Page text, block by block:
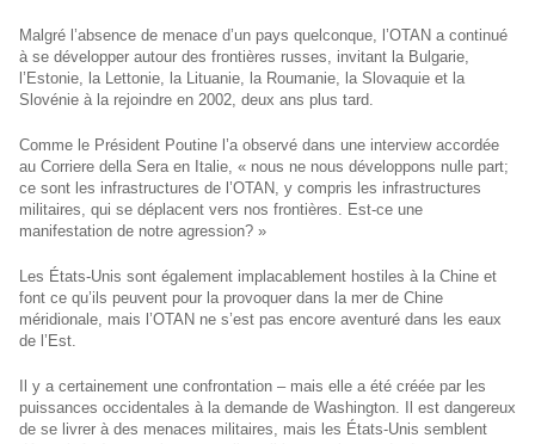
Malgré l’absence de menace d’un pays quelconque, l’OTAN a continué
à se développer autour des frontières russes, invitant la Bulgarie,
l’Estonie, la Lettonie, la Lituanie, la Roumanie, la Slovaquie et la
Slovénie à la rejoindre en 2002, deux ans plus tard.
Comme le Président Poutine l’a observé dans une interview accordée
au Corriere della Sera en Italie, « nous ne nous développons nulle part;
ce sont les infrastructures de l’OTAN, y compris les infrastructures
militaires, qui se déplacent vers nos frontières. Est-ce une
manifestation de notre agression? »
Les États-Unis sont également implacablement hostiles à la Chine et
font ce qu’ils peuvent pour la provoquer dans la mer de Chine
méridionale, mais l’OTAN ne s’est pas encore aventuré dans les eaux
de l’Est.
Il y a certainement une confrontation – mais elle a été créée par les
puissances occidentales à la demande de Washington. Il est dangereux
de se livrer à des menaces militaires, mais les États-Unis semblent